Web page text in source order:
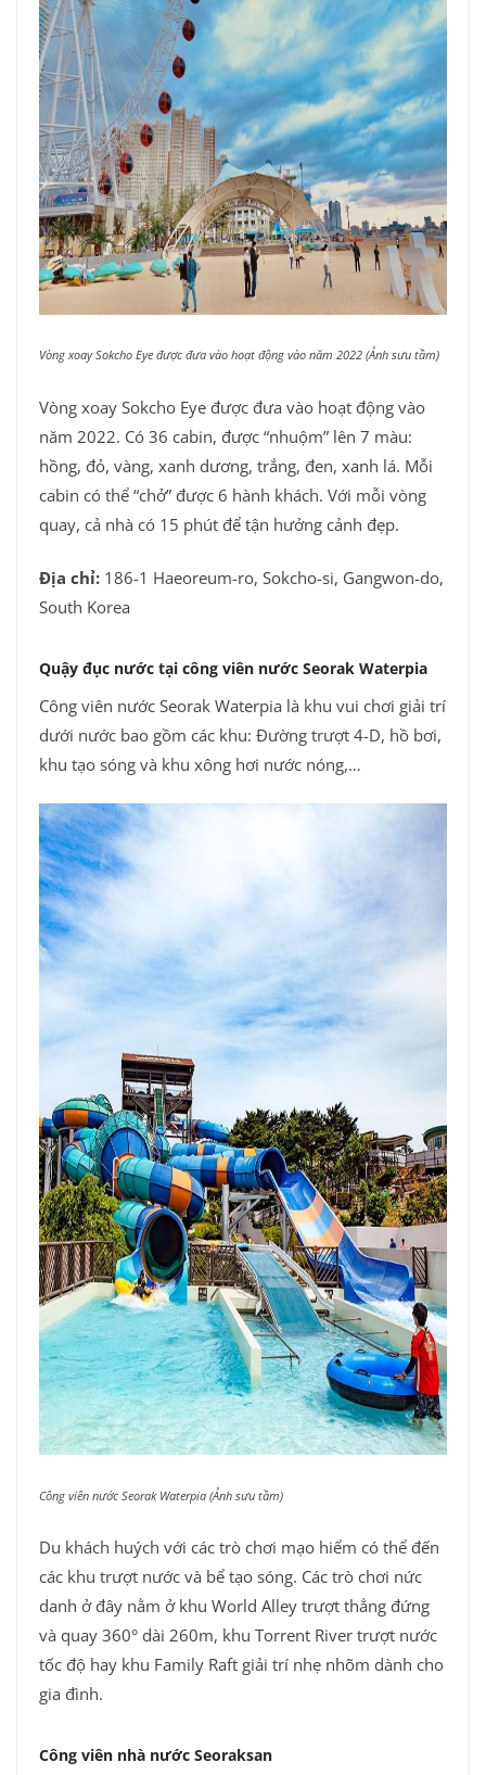
Vòng xoay Sokcho Eye được đưa vào hoạt động vào năm 2022 (Ảnh sưu tầm)
Vòng xoay Sokcho Eye được đưa vào hoạt động vào
năm 2022. Có 36 cabin, được “nhuộm” lên 7 màu:
hồng, đỏ, vàng, xanh dương, trắng, đen, xanh lá. Mỗi
cabin có thể “chở” được 6 hành khách. Với mỗi vòng
quay, cả nhà có 15 phút để tận hưởng cảnh đẹp.
Địa chỉ: 186-1 Haeoreum-ro, Sokcho-si, Gangwon-do,
South Korea
Quậy đục nước tại công viên nước Seorak Waterpia
Công viên nước Seorak Waterpia là khu vui chơi giải trí
dưới nước bao gồm các khu: Đường trượt 4-D, hồ bơi,
khu tạo sóng và khu xông hơi nước nóng,…
Công viên nước Seorak Waterpia (Ảnh sưu tầm)
Du khách huých với các trò chơi mạo hiểm có thể đến
các khu trượt nước và bể tạo sóng. Các trò chơi nức
danh ở đây nằm ở khu World Alley trượt thẳng đứng
và quay 360° dài 260m, khu Torrent River trượt nước
tốc độ hay khu Family Raft giải trí nhẹ nhõm dành cho
gia đình.
Công viên nhà nước Seoraksan